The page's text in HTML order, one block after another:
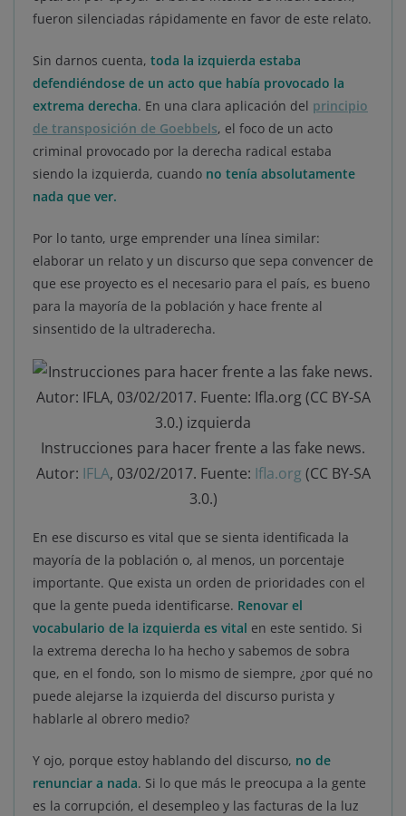
fueron silenciadas rápidamente en favor de este relato.
Sin darnos cuenta, toda la izquierda estaba
defendiéndose de un acto que había provocado la
extrema derecha. En una clara aplicación del principio
de transposición de Goebbels, el foco de un acto
criminal provocado por la derecha radical estaba
siendo la izquierda, cuando no tenía absolutamente
nada que ver.
Por lo tanto, urge emprender una línea similar:
elaborar un relato y un discurso que sepa convencer de
que ese proyecto es el necesario para el país, es bueno
para la mayoría de la población y hace frente al
sinsentido de la ultraderecha.
Instrucciones para hacer frente a las fake news.
Autor: IFLA, 03/02/2017. Fuente: Ifla.org (CC BY-SA
3.0.)
En ese discurso es vital que se sienta identificada la
mayoría de la población o, al menos, un porcentaje
importante. Que exista un orden de prioridades con el
que la gente pueda identificarse. Renovar el
vocabulario de la izquierda es vital en este sentido. Si
la extrema derecha lo ha hecho y sabemos de sobra
que, en el fondo, son lo mismo de siempre, ¿por qué no
puede alejarse la izquierda del discurso purista y
hablarle al obrero medio?
Y ojo, porque estoy hablando del discurso, no de
renunciar a nada. Si lo que más le preocupa a la gente
es la corrupción, el desempleo y las facturas de la luz